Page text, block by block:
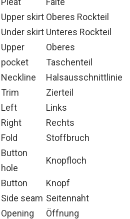
Upper skirt Oberes Rockteil
Under skirt Unteres Rockteil
Upper
pocket
Oberes
Taschenteil
Neckline
Halsausschnittlinie
Trim
Zierteil
Left
Links
Right
Rechts
Fold Stoffbruch
Button
hole
Knopfloch
Button
Knopf
Side seam Seitennaht
Opening
Öffnung